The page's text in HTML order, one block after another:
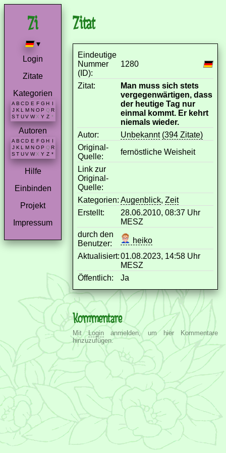
▾
Login
Zitate
Kategorien
A B C D E F G H I
J K L M N O P Q R
S T U V W X Y Z *
Autoren
A B C D E F G H
J K L M N O P Q R
S T U V W X Y Z *
Hilfe
Einbinden
Projekt
Impressum
Zitat
Eindeutige
Nummer
(ID):
1280
Zitat:
Man muss sich stets
vergegenwärtigen, dass
der heutige Tag nur
einmal kommt. Er kehrt
niemals wieder.
Autor:
Unbekannt (394 Zitate)
Original-
Quelle:
fernöstliche Weisheit
Link zur
Original-
Quelle:
Kategorien: Augenblick, Zeit
Erstellt:
28.06.2010, 08:37 Uhr
MESZ
durch den
Benutzer:
heiko
Aktualisiert:01.08.2023, 14:58 Uhr
MESZ
Öffentlich:
Ja
Kommentare
MitLogin anmelden, um hier Kommentare
hinzuzufügen.